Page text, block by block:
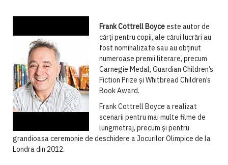
Frank Cottrell Boyceeste autor de
cărți pentru copii, ale cărui lucrări au
fost nominalizate sau au obținut
numeroase premii literare, precum
Carnegie Medal, Guardian Children’s
Fiction Prize și Whitbread Children’s
Book Award.
Frank Cottrell Boyce a realizat
scenarii pentru mai multe filme de
lungmetraj, precum și pentru
grandioasa ceremonie de deschidere a Jocurilor Olimpice de la
Londra din 2012.